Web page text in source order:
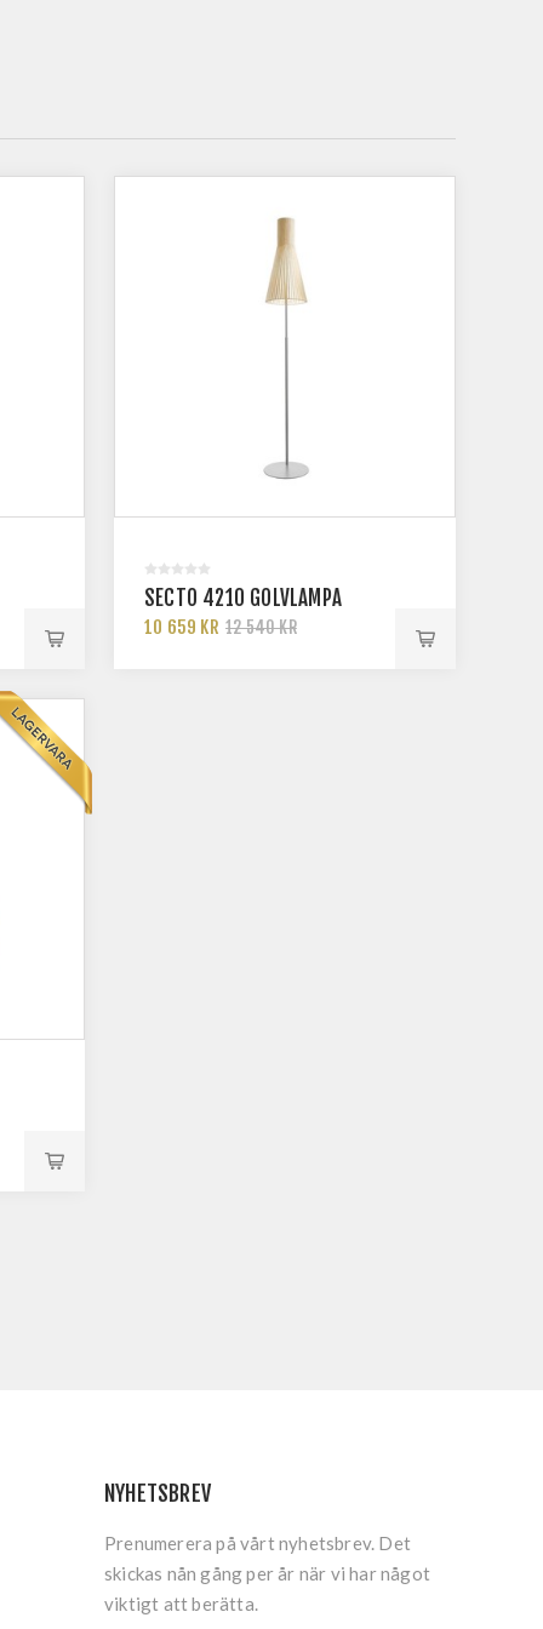
SECTO 4210 GOLVLAMPA
10 659 KR 12 540 KR
NYHETSBREV
Prenumerera på vårt nyhetsbrev. Det
skickas nån gång per år när vi har något
viktigt att berätta.